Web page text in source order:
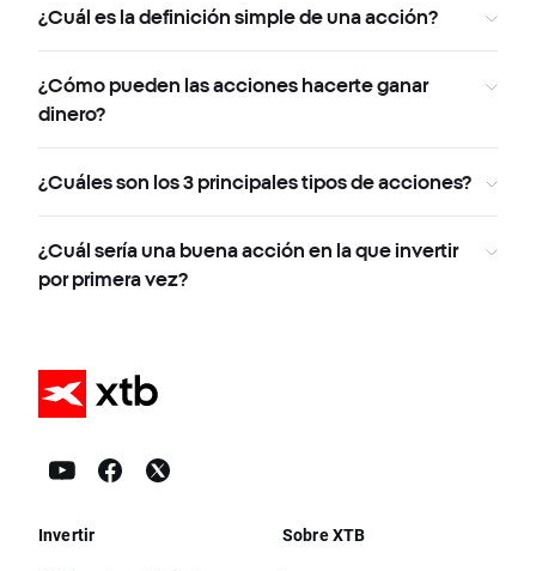
¿Cuál es la definición simple de una acción?
¿Cómo pueden las acciones hacerte ganar
dinero?
¿Cuáles son los 3 principales tipos de acciones?
¿Cuál sería una buena acción en la que invertir
por primera vez?
Invertir Sobre XTB